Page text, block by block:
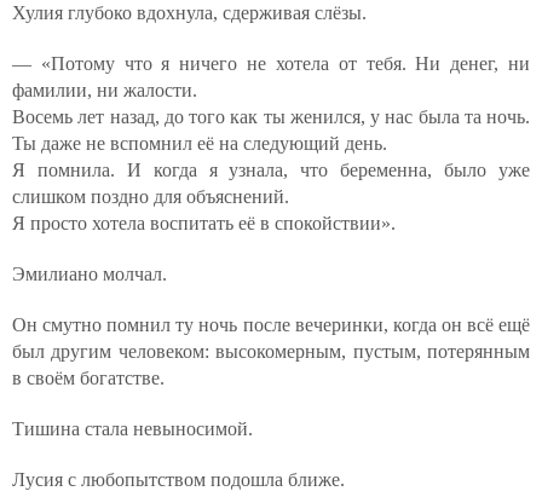
Хулия глубоко вдохнула, сдерживая слёзы.
— «Потому что я ничего не хотела от тебя. Ни денег, ни
фамилии, ни жалости.
Восемь лет назад, до того как ты женился, у нас была та ночь.
Ты даже не вспомнил её на следующий день.
Я помнила. И когда я узнала, что беременна, было уже
слишком поздно для объяснений.
Я просто хотела воспитать её в спокойствии».
Эмилиано молчал.
Он смутно помнил ту ночь после вечеринки, когда он всё ещё
был другим человеком: высокомерным, пустым, потерянным
в своём богатстве.
Тишина стала невыносимой.
Лусия с любопытством подошла ближе.